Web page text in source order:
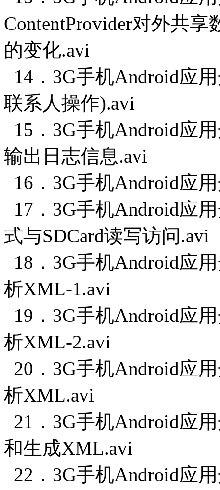
ContentProvider对外共享
的变化.avi
14．3G手机Android应
联系人操作).avi
15．3G手机Android应
输出日志信息.avi
16．3G手机Android应
17．3G手机Android应
式与SDCard读写访问.avi
18．3G手机Android应
析XML-1.avi
19．3G手机Android应
析XML-2.avi
20．3G手机Android应
析XML.avi
21．3G手机Android应
和生成XML.avi
22．3G手机Android应